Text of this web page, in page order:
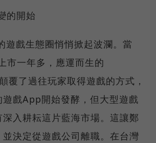
的開始
遊戲生態圈悄悄掀起波瀾。當
市一年多，應運而生的
覆了過往玩家取得遊戲的方式，
戲App開始發酵，但大型遊戲
入耕耘這片藍海市場。這讓鄭
決定從遊戲公司離職。在台灣